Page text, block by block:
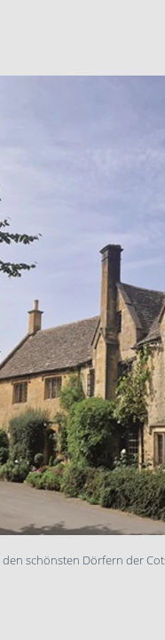
schönsten Dörfern der